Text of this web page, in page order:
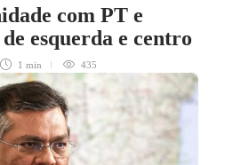
com PT e
esquerda e centro
1 min 435